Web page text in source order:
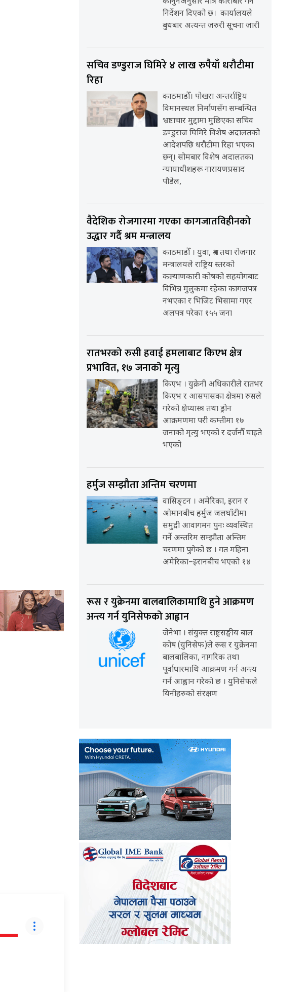
निर्देशन दिएको छ। कार्यालयले
बुधबार अत्यन्त जरुरी सूचना जारी
सचिव डण्डुराज घिमिरे ४ लाख रुपैयाँ धरौटीमा
रिहा
काठमाडौँ। पोखरा अन्तर्राष्ट्रिय
विमानस्थल निर्माणसँग सम्बन्धित
भ्रष्टाचार मुद्दामा मुछिएका सचिव
डण्डुराज घिमिरे विशेष अदालतको
आदेशपछि धरौटीमा रिहा भएका
छन्। सोमबार विशेष अदालतका
न्यायाधीशहरू नारायणप्रसाद
पौडेल,
वैदेशिक रोजगारमा गएका कागजातविहीनको
उद्धार गर्दै श्रम मन्त्रालय
काठमाडौँ । युवा, श्रम तथा रोजगार
मन्त्रालयले राष्ट्रिय स्तरको
कल्याणकारी कोषको सहयोगबाट
विभिन्न मुलुकमा रहेका कागजपत्र
नभएका र भिजिट भिसामा गएर
अलपत्र परेका १५५ जना
रातभरको रुसी हवाई हमलाबाट किएभ क्षेत्र
प्रभावित, १७ जनाको मृत्यु
किएभ । युक्रेनी अधिकारीले रातभर
किएभ र आसपासका क्षेत्रमा रुसले
गरेको क्षेप्यास्त्र तथा ड्रोन
आक्रमणमा परी कम्तीमा १७
जनाको मृत्यु भएको र दर्जनौँ घाइते
भएको
हर्मुज सम्झौता अन्तिम चरणमा
वासिङ्टन । अमेरिका, इरान र
ओमानबीच हर्मुज जलघाँटीमा
समुद्री आवागमन पुनः व्यवस्थित
गर्ने अन्तरिम सम्झौता अन्तिम
चरणमा पुगेको छ । गत महिना
अमेरिका–इरानबीच भएको १४
रूस र युक्रेनमा बालबालिकामाथि हुने आक्रमण
अन्त्य गर्न युनिसेफको आह्वान
जेनेभा । संयुक्त राष्ट्रसङ्घीय बाल
कोष (युनिसेफ)ले रूस र युक्रेनमा
बालबालिका, नागरिक तथा
पूर्वाधारमाथि आक्रमण गर्न अन्त्य
गर्न आह्वान गरेको छ । युनिसेफले
यिनीहरुको संरक्षण